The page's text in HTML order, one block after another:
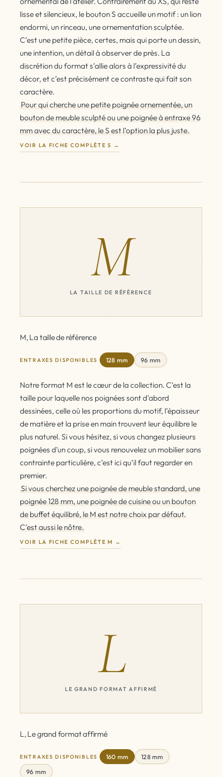
lisse et silencieux, le bouton S accueille un motif : un lion
endormi, un rinceau, une ornementation sculptée.
C’est une petite pièce, certes, mais qui porte un dessin,
une intention, un détail à observer de près. La
discrétion du format s’allie alors à l’expressivité du
décor, et c’est précisément ce contraste qui fait son
caractère.
Pour qui cherche une petite poignée ornementée, un
bouton de meuble sculpté ou une poignée à entraxe 96
mm avec du caractère, le S est l’option la plus juste.
VOIR LA FICHE COMPLÈTE S
M
LA TAILLE DE RÉFÉRENCE
M, La taille de référence
ENTRAXES DISPONIBLES 128 mm 96 mm
Notre format M est le cœur de la collection. C’est la
taille pour laquelle nos poignées sont d’abord
dessinées, celle où les proportions du motif, l’épaisseur
de matière et la prise en main trouvent leur équilibre le
plus naturel. Si vous hésitez, si vous changez plusieurs
poignées d’un coup, si vous renouvelez un mobilier sans
contrainte particulière, c’est ici qu’il faut regarder en
premier.
Si vous cherchez une poignée de meuble standard, une
poignée 128 mm, une poignée de cuisine ou un bouton
de buffet équilibré, le M est notre choix par défaut.
C’est aussi le nôtre.
VOIR LA FICHE COMPLÈTE M
L
LE GRAND FORMAT AFFIRMÉ
L, Le grand format affirmé
ENTRAXES DISPONIBLES 160 mm
128 mm
96 mm